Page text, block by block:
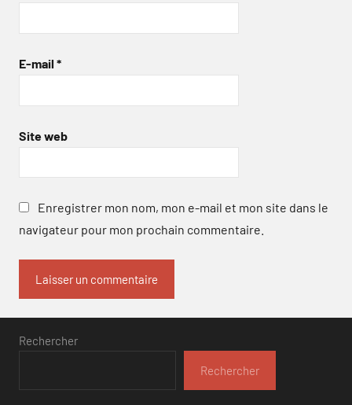
E-mail *
Site web
Enregistrer mon nom, mon e-mail et mon site dans le
navigateur pour mon prochain commentaire.
Rechercher
Rechercher